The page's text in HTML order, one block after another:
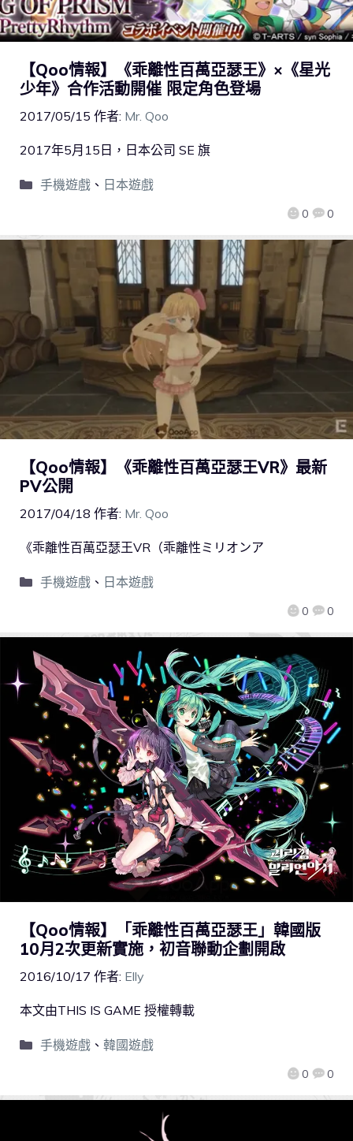
【Qoo情報】《乖離性百萬亞瑟王》×《星光
少年》合作活動開催 限定角色登場
2017/05/15 作者: Mr. Qoo
0 0
2017年5月15日，日本公司 SE 旗
手機遊戲、 日本遊戲
【Qoo情報】《乖離性百萬亞瑟王VR》最新
PV公開
2017/04/18 作者: Mr. Qoo
0 0
《乖離性百萬亞瑟王VR（乖離性ミリオンア
手機遊戲、 日本遊戲
【Qoo情報】「乖離性百萬亞瑟王」韓國版
10月2次更新實施，初音聯動企劃開啟
2016/10/17 作者: Elly
0 0
本文由THIS IS GAME 授權轉載
手機遊戲、 韓國遊戲